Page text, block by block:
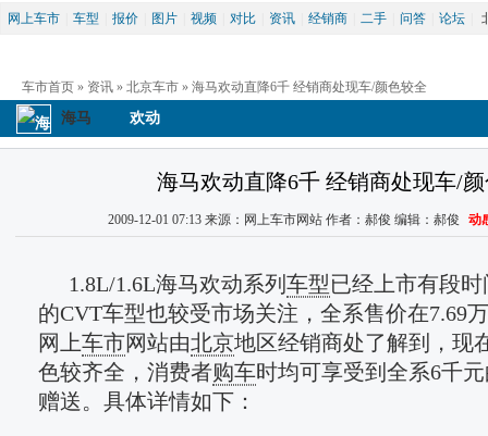
网上车市 车型 报价 图片 视频 对比 资讯 经销商 二手 问答 论坛
车市首页 » 资讯 » 北京车市 » 海马欢动直降6千 经销商处现车/颜色较全
海马 欢动
海马欢动直降6千 经销商处现车/
2009-12-01 07:13 来源：网上车市网站 作者：郝俊 编辑：郝俊 动
1.8L/1.6L海马欢动系列 车型已经上市有段
的CVT车型也较受市场关注，全系售价在7.69
网上车市网站由北京地区经销商处了解到，现
色较齐全，消费者购车时均可享受到全系6千
赠送。具体详情如下：